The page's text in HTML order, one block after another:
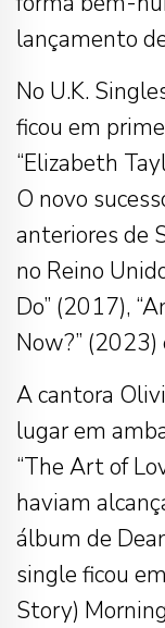
lançamento
No U.K.
ficou em
“Elizabeth
O novo
anteriores de
no Reino
Do” (2017),
Now?”
A cantora
lugar em
“The Art of
haviam
álbum de
single ficou
Story)